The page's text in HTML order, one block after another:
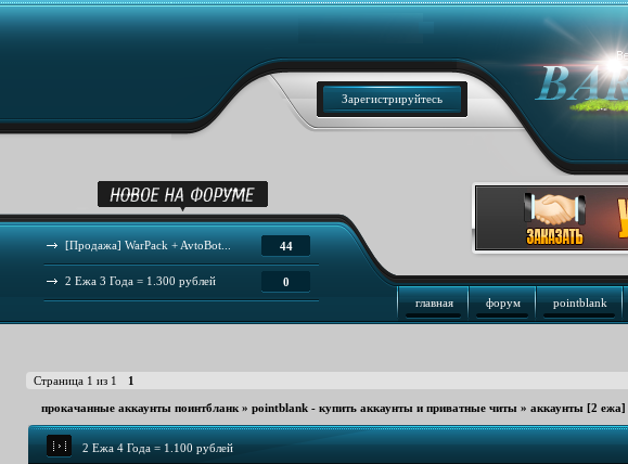
Зарегистрируйтесь
44
[Продажа] WarPack + AvtoBot...
0
2 Ежа 3 Года = 1.300 рублей
главная форум pointblank
Страница 1 из 1 1
прокачанные аккаунты поинтбланк » pointblank - купить аккаунты и приватные читы » аккаунты [2 ежа]
2 Ежа 4 Года = 1.100 рублей